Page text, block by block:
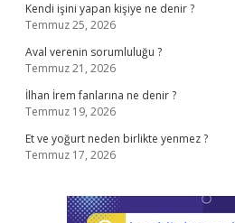
Kendi işini yapan kişiye ne denir ?
Temmuz 25, 2026
Aval verenin sorumluluğu ?
Temmuz 21, 2026
İlhan İrem fanlarına ne denir ?
Temmuz 19, 2026
Et ve yoğurt neden birlikte yenmez ?
Temmuz 17, 2026